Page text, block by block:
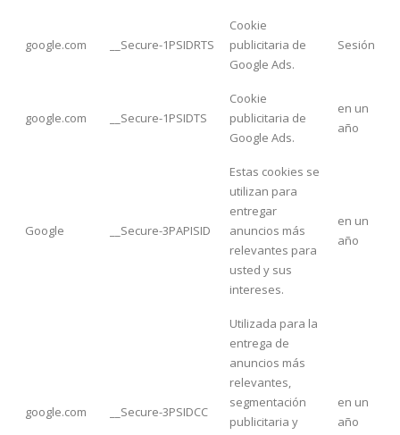
google.com __Secure-1PSIDRTS
Cookie
publicitaria de
Google Ads.
Sesión
google.com __Secure-1PSIDTS
Cookie
publicitaria de
Google Ads.
en un
año
Google __Secure-3PAPISID
Estas cookies se
utilizan para
entregar
anuncios más
relevantes para
usted y sus
intereses.
en un
año
google.com __Secure-3PSIDCC
Utilizada para la
entrega de
anuncios más
relevantes,
segmentación
publicitaria y
en un
año